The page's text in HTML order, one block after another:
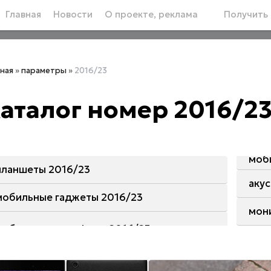
Главная Новости О проекте, реклама Получить
»параметры » 2016/23
номер 2016/
2016/23
гаджеты 2016/23